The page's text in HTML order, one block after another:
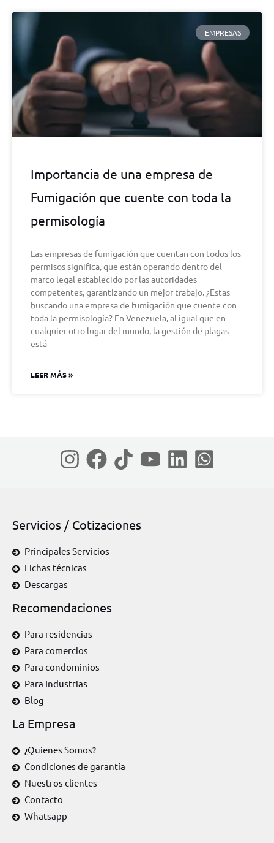
EMPRESAS
Importancia de una empresa de
Fumigación que cuente con toda la
permisología
Las empresas de fumigación que cuentan con todos los
permisos significa, que están operando dentro del
marco legal establecido por las autoridades
competentes, garantizando un mejor trabajo. ¿Estas
buscando una empresa de fumigación que cuente con
toda la permisología? En Venezuela, al igual que en
cualquier otro lugar del mundo, la gestión de plagas
está
LEER MÁS »
Servicios / Cotizaciones
Principales Servicios
Fichas técnicas
Descargas
Recomendaciones
Para residencias
Para comercios
Para condominios
Para Industrias
Blog
La Empresa
¿Quienes Somos?
Condiciones de garantía
Nuestros clientes
Contacto
Whatsapp